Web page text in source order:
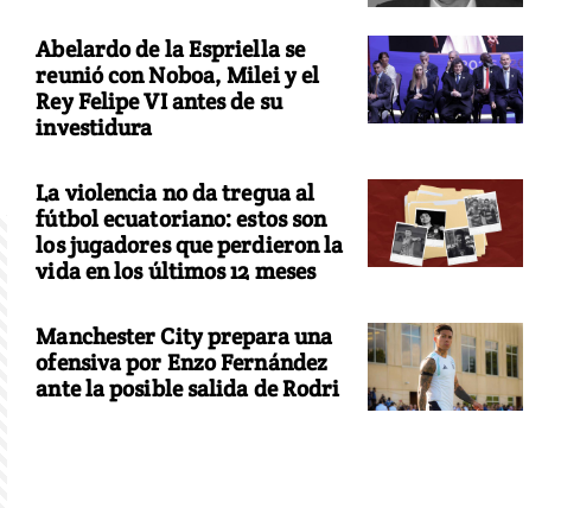
Abelardo de la Espriella se
reunió con Noboa, Milei y el
Rey Felipe VI antes de su
investidura
La violencia no da tregua al
fútbol ecuatoriano: estos son
los jugadores que perdieron la
vida en los últimos 12 meses
Manchester City prepara una
ofensiva por Enzo Fernández
ante la posible salida de Rodri